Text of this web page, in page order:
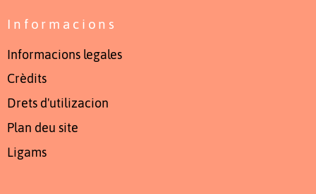
Informacions
Informacions legales
Crèdits
Drets d'utilizacion
Plan deu site
Ligams